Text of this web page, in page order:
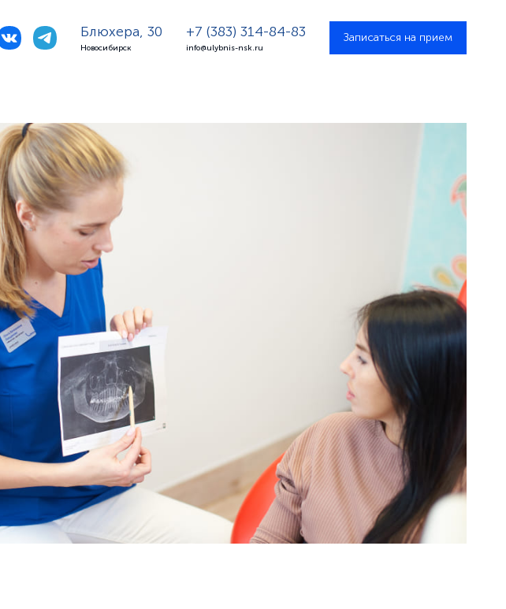
Блюхера, 30
Новосибирск
+7 (383) 314-84-83
info@ulybnis-nsk.ru
Записаться на прием